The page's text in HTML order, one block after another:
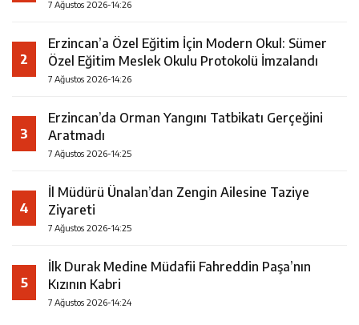
7 Ağustos 2026-14:26
2
Erzincan’a Özel Eğitim İçin Modern Okul: Sümer
Özel Eğitim Meslek Okulu Protokolü İmzalandı
7 Ağustos 2026-14:26
3
Erzincan’da Orman Yangını Tatbikatı Gerçeğini
Aratmadı
7 Ağustos 2026-14:25
4
İl Müdürü Ünalan’dan Zengin Ailesine Taziye
Ziyareti
7 Ağustos 2026-14:25
5
İlk Durak Medine Müdafii Fahreddin Paşa’nın
Kızının Kabri
7 Ağustos 2026-14:24